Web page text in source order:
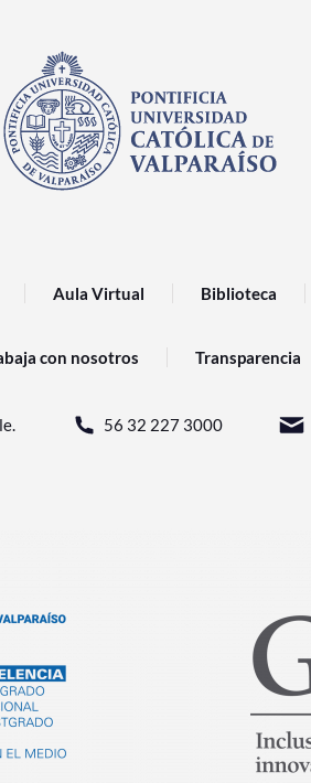
Aula Virtual Biblioteca
con nosotros Transparencia
56 32 227 3000